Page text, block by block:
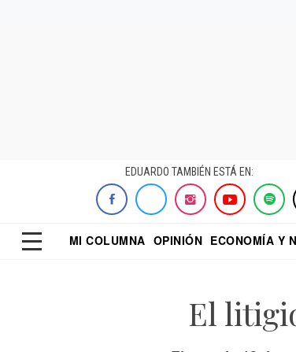
EDUARDO TAMBIÉN ESTÁ EN:
MI COLUMNA OPINIÓN ECONOMÍA Y
El